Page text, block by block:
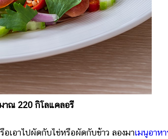
าณ 220 กิโลแคลอรี
เอาไปผัดกับไข่หรือผัดกับข้าว ลองมาเมนูอาหา